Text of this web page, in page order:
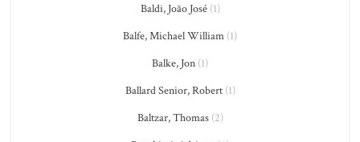
Baldi, João José(1)
Balfe, Michael William (1)
Balke, Jon (1)
Ballard Senior, Robert(1)
Baltzar, Thomas(2)